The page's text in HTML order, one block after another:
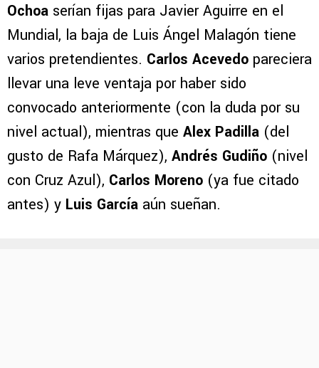
Ochoa serían fijas para Javier Aguirre en el
Mundial, la baja de Luis Ángel Malagón tiene
varios pretendientes. Carlos Acevedo pareciera
llevar una leve ventaja por haber sido
convocado anteriormente (con la duda por su
nivel actual), mientras que Alex Padilla (del
gusto de Rafa Márquez), Andrés Gudiño (nivel
con Cruz Azul), Carlos Moreno (ya fue citado
antes) y Luis García aún sueñan.